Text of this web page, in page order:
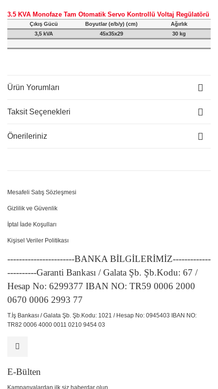
3.5 KVA Monofaze Tam Otomatik Servo Kontrollü Voltaj Regülatörü
Çıkış Gücü Boyutlar (e/b/y) (cm)
Ağırlık
3,5 kVA
45x35x29 30 kg
Ürün Yorumları
Taksit Seçenekleri
Önerileriniz
Mesafeli Satış Sözleşmesi
Gizlilik ve Güvenlik
İptal İade Koşulları
Kişisel Veriler Politikası
-----------------------BANKA BİLGİLERİMİZ-------------
----------Garanti Bankası / Galata Şb. Şb.Kodu: 67 /
Hesap No: 6299377 IBAN NO: TR59 0006 2000
0670 0006 2993 77
T.İş Bankası / Galata Şb. Şb.Kodu: 1021 / Hesap No: 0945403 IBAN NO:
TR82 0006 4000 0011 0210 9454 03
E-Bülten
Kampanyalardan ilk siz haberdar olun.